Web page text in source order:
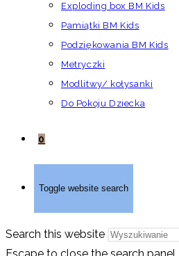
Exploding box BM Kids
Pamiątki BM Kids
Podziękowania BM Kids
Metryczki
Modlitwy/ kołysanki
Do Pokoju Dziecka
0
Toggle website search
Search this website